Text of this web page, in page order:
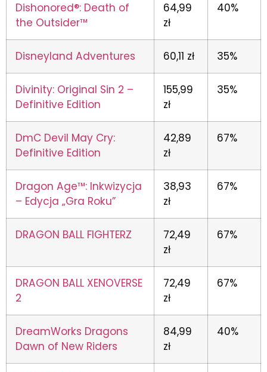
Dishonored®: Death of
the Outsider™
64,99
zł
40%
Disneyland Adventures 60,11 zł 35%
Divinity: Original Sin 2 –
Definitive Edition
155,99
zł
35%
DmC Devil May Cry:
Definitive Edition
42,89
zł
67%
Dragon Age™: Inkwizycja
– Edycja „Gra Roku”
38,93
zł
67%
DRAGON BALL FIGHTERZ
72,49
zł
67%
DRAGON BALL XENOVERSE
2
72,49
zł
67%
DreamWorks Dragons
Dawn of New Riders
84,99
zł
40%